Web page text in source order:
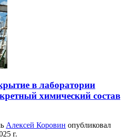
в лаборатории
химический состав
Алексей Коровин опубликовал
г.